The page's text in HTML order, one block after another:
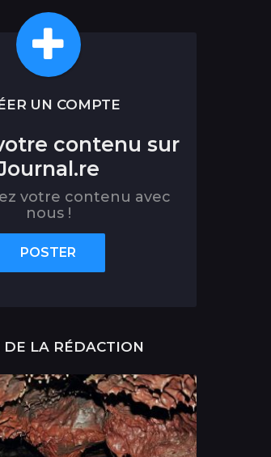
UN COMPTE
contenu sur
votre contenu avec
nous !
POSTER
DE LA RÉDACTION